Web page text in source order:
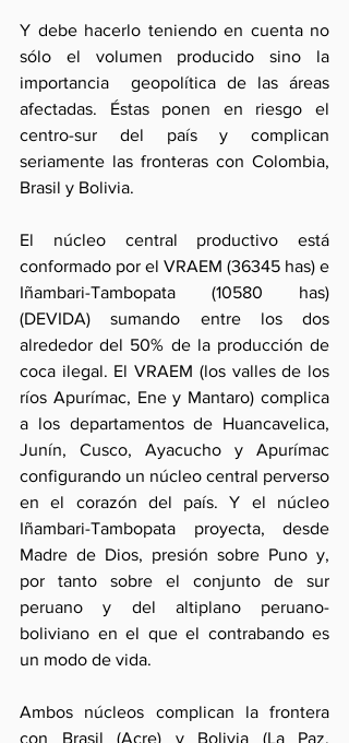
Y debe hacerlo teniendo en cuenta no
sólo el volumen producido sino la
importancia  geopolítica de las áreas
afectadas. Éstas ponen en riesgo el
centro-sur del país y complican
seriamente las fronteras con Colombia,
Brasil y Bolivia.
El núcleo central productivo está
conformado por el VRAEM (36345 has) e
Iñambari-Tambopata (10580 has)
(DEVIDA) sumando entre los dos
alrededor del 50% de la producción de
coca ilegal. El VRAEM (los valles de los
ríos Apurímac, Ene y Mantaro) complica
a los departamentos de Huancavelica,
Junín, Cusco, Ayacucho y Apurímac
configurando un núcleo central perverso
en el corazón del país. Y el núcleo
Iñambari-Tambopata proyecta, desde
Madre de Dios, presión sobre Puno y,
por tanto sobre el conjunto de sur
peruano y del altiplano peruano-
boliviano en el que el contrabando es
un modo de vida.
Ambos núcleos complican la frontera
con Brasil (Acre) y Bolivia (La Paz,